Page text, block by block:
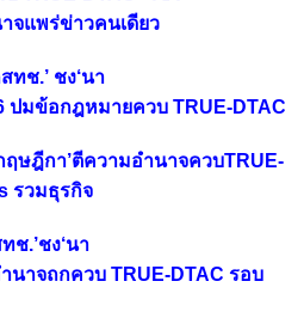
จแพร่ข่าวคนเดียว
ทช.’ ชง‘นา
ปมข้อกฎหมายควบ TRUE-DTAC
ษฎีกา’ตีความอำนาจควบTRUE-
รวมธุรกิจ
ช.’ชง‘นา
นาจถกควบ TRUE-DTAC รอบ